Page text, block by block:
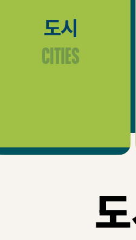
도시
Cities